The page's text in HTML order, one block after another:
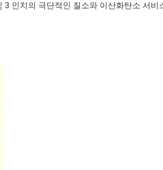
인치의 극단적인 질소와 이산화탄소 서